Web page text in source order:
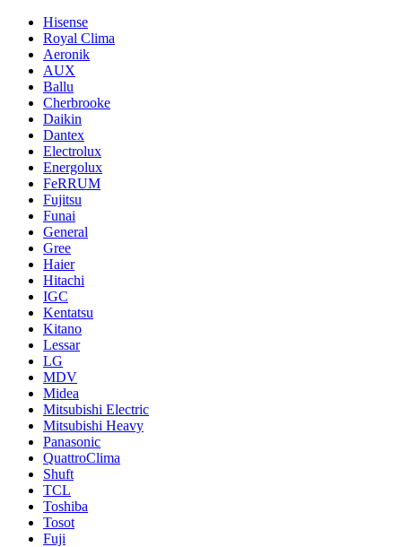
Hisense
Royal Clima
Aeronik
AUX
Ballu
Cherbrooke
Daikin
Dantex
Electrolux
Energolux
FeRRUM
Fujitsu
Funai
General
Gree
Haier
Hitachi
IGC
Kentatsu
Kitano
Lessar
LG
MDV
Midea
Mitsubishi Electric
Mitsubishi Heavy
Panasonic
QuattroClima
Shuft
TCL
Toshiba
Tosot
Fuji